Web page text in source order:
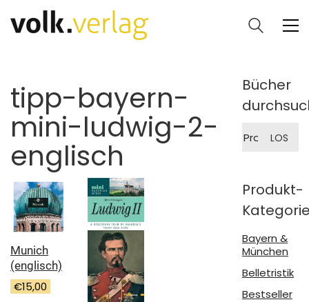
tipp-bayern-
mini-ludwig-2-
englisch
Munich
(englisch)
€15,00
Bücher
nach:
LOS
Produkt-
Bayern &
München
Belletristik
Bestseller